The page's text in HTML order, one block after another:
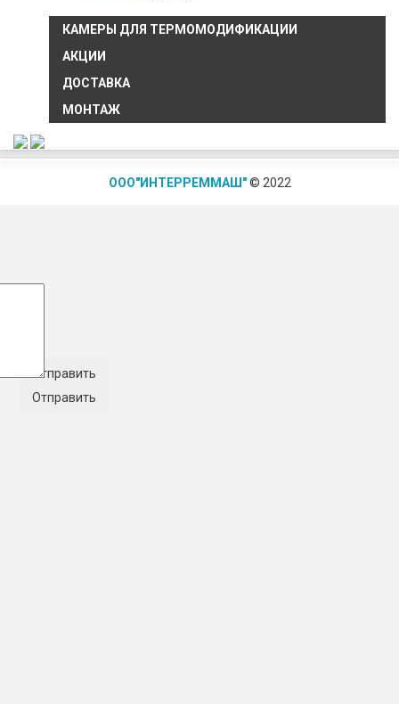
КАМЕРЫ ДЛЯ ТЕРМОМОДИФИКАЦИИ
АКЦИИ
ДОСТАВКА
МОНТАЖ
ООО"ИНТЕРРЕММАШ" © 2022